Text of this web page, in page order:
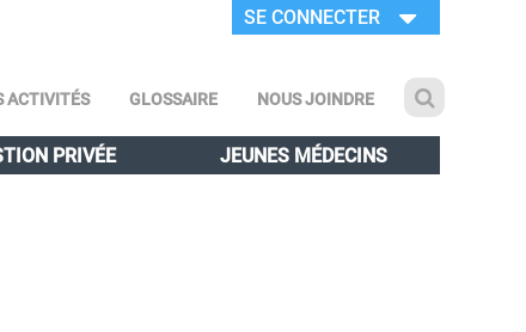
SE CONNECTER
ACTIVITÉS GLOSSAIRE NOUS JOINDRE
PRIVÉE JEUNES MÉDECINS